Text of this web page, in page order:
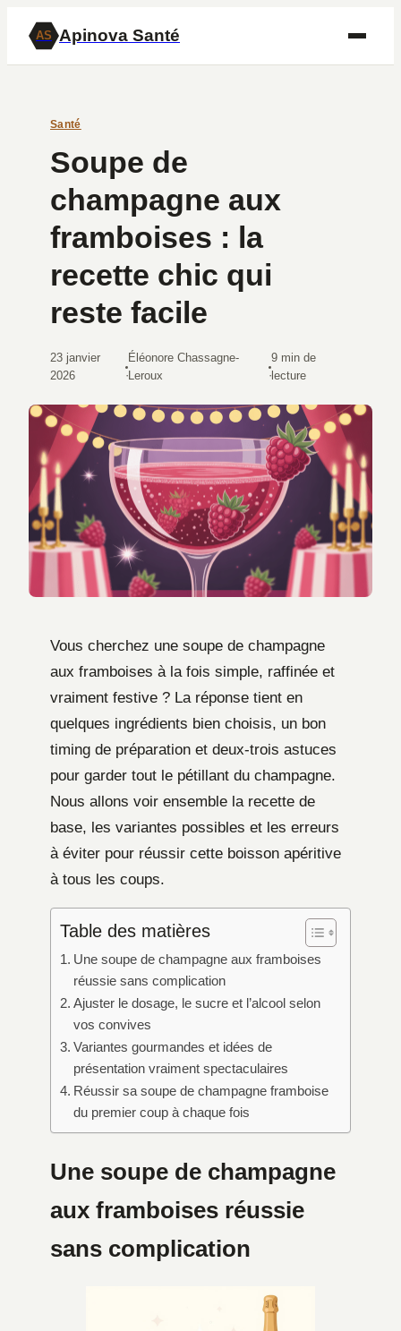
AS Apinova Santé
Santé
Soupe de
champagne aux
framboises : la
recette chic qui
reste facile
23 janvier
2026
·
Éléonore Chassagne-
Leroux
·
9 min de
lecture
Vous cherchez une soupe de champagne
aux framboises à la fois simple, raffinée et
vraiment festive ? La réponse tient en
quelques ingrédients bien choisis, un bon
timing de préparation et deux-trois astuces
pour garder tout le pétillant du champagne.
Nous allons voir ensemble la recette de
base, les variantes possibles et les erreurs
à éviter pour réussir cette boisson apéritive
à tous les coups.
Table des matières
Une soupe de champagne aux framboises
réussie sans complication
Ajuster le dosage, le sucre et l’alcool selon
vos convives
Variantes gourmandes et idées de
présentation vraiment spectaculaires
Réussir sa soupe de champagne framboise
du premier coup à chaque fois
Une soupe de champagne
aux framboises réussie
sans complication